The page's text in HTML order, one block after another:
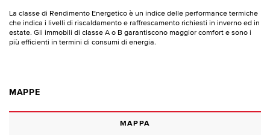
La classe di Rendimento Energetico è un indice delle performance termiche
che indica i livelli di riscaldamento e raffrescamento richiesti in inverno ed in
estate. Gli immobili di classe A o B garantiscono maggior comfort e sono i
più efficienti in termini di consumi di energia.
MAPPE
MAPPA